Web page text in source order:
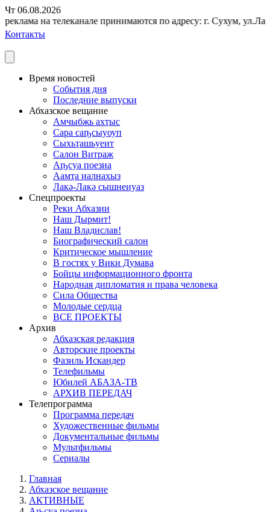
Чт 06.08.2026
на телеканале принимаются по адресу: г. Сухум,
Контакты
Время новостей
События дня
Последние выпуски
Абхазское вещание
Амчыбжь ахҭыс
Сара саҧсыуоуп
Сыхьҭашьуеит
Салон Витраж
Аҧсуа поезиа
Аамҭа иалнахыз
Лакә-Лакә сышнеиуаз
Спецпроекты
Реки Абхазии
Наш Дырмит!
Наш Владислав!
Биографический салон
Критическое мышление
В гостях у Вики Думава
Бойцы информационного фронта
Народная дипломатия и права человека
Сила Общества
Молодые сердца
ВСЕ ПРОЕКТЫ
Архив
Абхазская редакция
Авторские проекты
Фазиль Искандер
Телефильмы
Юбилей АБАЗА-ТВ
АРХИВ ПЕРЕДАЧ
Телепрограмма
Программа передач
Художественные фильмы
Документальные фильмы
Мультфильмы
Сериалы
Главная
Абхазское вещание
АКТИВНЫЕ